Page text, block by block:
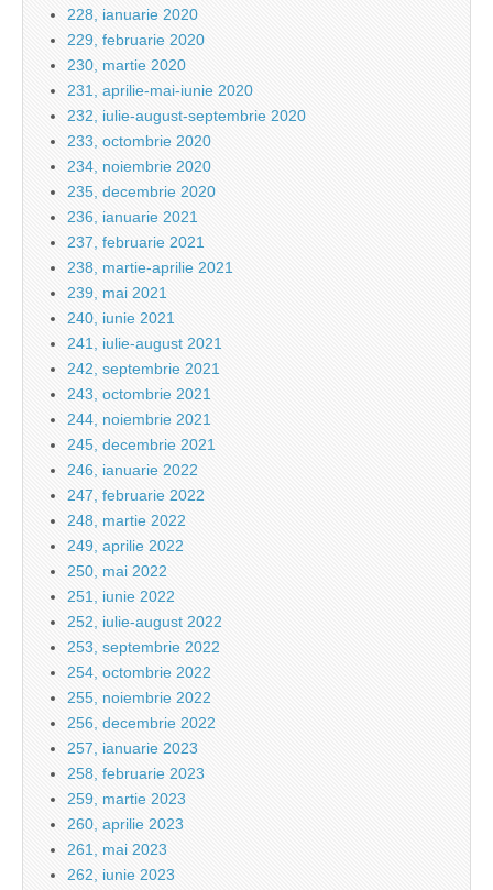
228, ianuarie 2020
229, februarie 2020
230, martie 2020
231, aprilie-mai-iunie 2020
232, iulie-august-septembrie 2020
233, octombrie 2020
234, noiembrie 2020
235, decembrie 2020
236, ianuarie 2021
237, februarie 2021
238, martie-aprilie 2021
239, mai 2021
240, iunie 2021
241, iulie-august 2021
242, septembrie 2021
243, octombrie 2021
244, noiembrie 2021
245, decembrie 2021
246, ianuarie 2022
247, februarie 2022
248, martie 2022
249, aprilie 2022
250, mai 2022
251, iunie 2022
252, iulie-august 2022
253, septembrie 2022
254, octombrie 2022
255, noiembrie 2022
256, decembrie 2022
257, ianuarie 2023
258, februarie 2023
259, martie 2023
260, aprilie 2023
261, mai 2023
262, iunie 2023